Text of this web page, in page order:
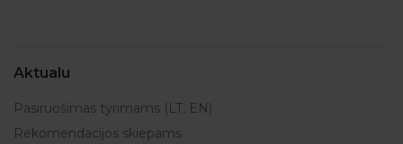
Aktualu
Pasiruošimas tyrimams (LT, EN)
Rekomendacijos skiepams